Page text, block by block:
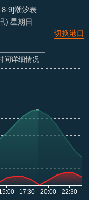
9]潮汐表
) 星期日
切换港口
间详细情况